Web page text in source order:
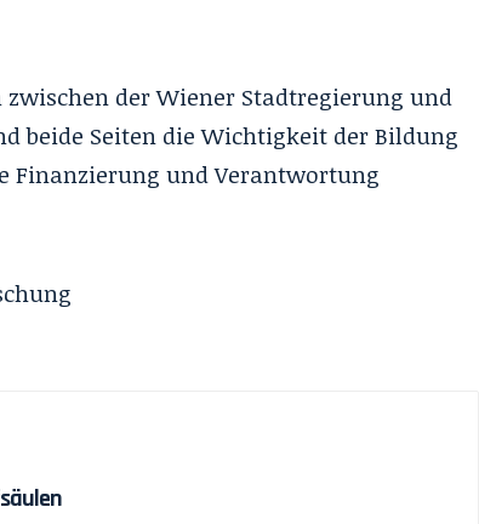
der Wiener Stadtregierung und
beide Seiten die Wichtigkeit der Bildung
Finanzierung und Verantwortung